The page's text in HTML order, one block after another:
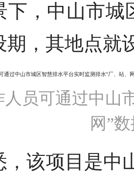
下，中山市城
期，其地点就
人员可通过中山
网”
，该项目是中